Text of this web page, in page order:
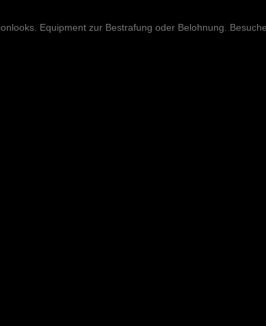
Equipment zur Bestrafung oder Belohnung.